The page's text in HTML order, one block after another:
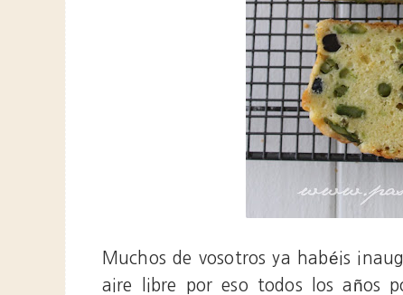
Muchos de vosotros ya habéis
aire libre por eso todos los años